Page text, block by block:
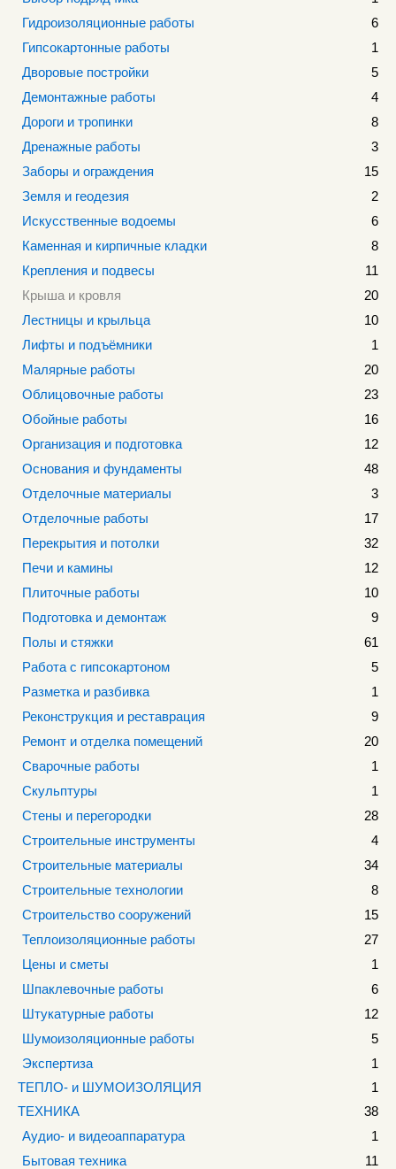
Гидроизоляционные работы
6
Гипсокартонные работы
1
Дворовые постройки
5
Демонтажные работы
4
Дороги и тропинки
8
Дренажные работы
3
Заборы и ограждения
15
Земля и геодезия
2
Искусственные водоемы
6
Каменная и кирпичные кладки
8
Крепления и подвесы
11
Крыша и кровля
20
Лестницы и крыльца
10
Лифты и подъёмники
1
Малярные работы
20
Облицовочные работы
23
Обойные работы
16
Организация и подготовка
12
Основания и фундаменты
48
Отделочные материалы
3
Отделочные работы
17
Перекрытия и потолки
32
Печи и камины
12
Плиточные работы
10
Подготовка и демонтаж
9
Полы и стяжки
61
Работа с гипсокартоном
5
Разметка и разбивка
1
Реконструкция и реставрация
9
Ремонт и отделка помещений
20
Сварочные работы
1
Скульптуры
1
Стены и перегородки
28
Строительные инструменты
4
Строительные материалы
34
Строительные технологии
8
Строительство сооружений
15
Теплоизоляционные работы
27
Цены и сметы
1
Шпаклевочные работы
6
Штукатурные работы
12
Шумоизоляционные работы
5
Экспертиза
1
ТЕПЛО- и ШУМОИЗОЛЯЦИЯ
1
ТЕХНИКА
38
Аудио- и видеоаппаратура
1
Бытовая техника
11